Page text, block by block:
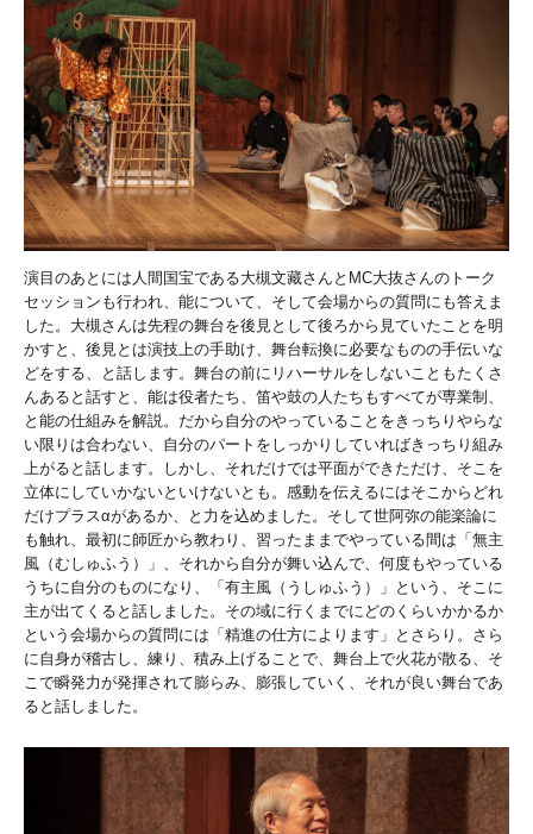
演目のあとには人間国宝である大槻文藏さんとMC大抜さんのトーク
セッションも行われ、能について、そして会場からの質問にも答えま
した。大槻さんは先程の舞台を後見として後ろから見ていたことを明
かすと、後見とは演技上の手助け、舞台転換に必要なものの手伝いな
どをする、と話します。舞台の前にリハーサルをしないこともたくさ
んあると話すと、能は役者たち、笛や鼓の人たちもすべてが専業制、
と能の仕組みを解説。だから自分のやっていることをきっちりやらな
い限りは合わない、自分のパートをしっかりしていればきっちり組み
上がると話します。しかし、それだけでは平面ができただけ、そこを
立体にしていかないといけないとも。感動を伝えるにはそこからどれ
だけプラスαがあるか、と力を込めました。そして世阿弥の能楽論に
も触れ、最初に師匠から教わり、習ったままでやっている間は「無主
風（むしゅふう）」、それから自分が舞い込んで、何度もやっている
うちに自分のものになり、「有主風（うしゅふう）」という、そこに
主が出てくると話しました。その域に行くまでにどのくらいかかるか
という会場からの質問には「精進の仕方によります」とさらり。さら
に自身が稽古し、練り、積み上げることで、舞台上で火花が散る、そ
こで瞬発力が発揮されて膨らみ、膨張していく、それが良い舞台であ
ると話しました。